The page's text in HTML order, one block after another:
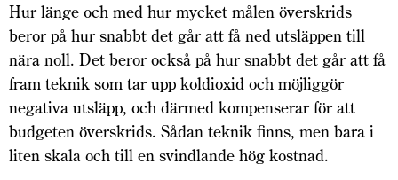
Hur länge och med hur mycket målen överskrids
beror på hur snabbt det går att få ned utsläppen till
nära noll. Det beror också på hur snabbt det går att få
fram teknik som tar upp koldioxid och möjliggör
negativa utsläpp, och därmed kompenserar för att
budgeten överskrids. Sådan teknik finns, men bara i
liten skala och till en svindlande hög kostnad.